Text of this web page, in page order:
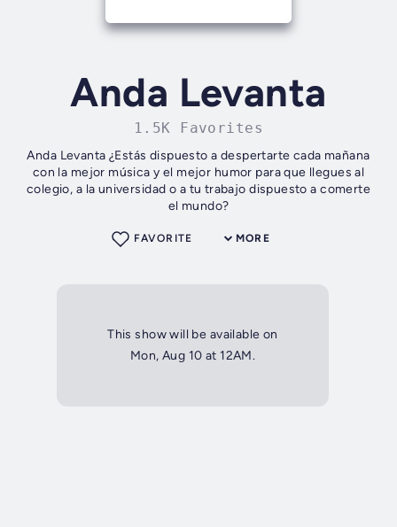
Anda Levanta
1.5K Favorites
Anda Levanta ¿Estás dispuesto a despertarte cada mañana
con la mejor música y el mejor humor para que llegues al
colegio, a la universidad o a tu trabajo dispuesto a comerte
el mundo?
MORE
FAVORITE
This show will be available on
Mon, Aug 10 at 12AM.